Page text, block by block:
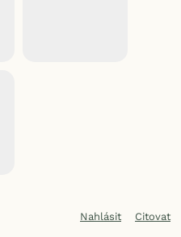
Nahlásit Citovat